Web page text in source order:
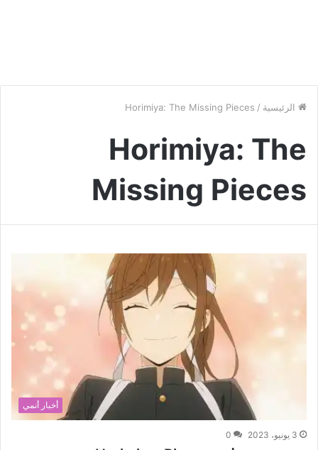
الرئيسية /
Horimiya: The Missing Pieces
Horimiya: The
Missing Pieces
أخبار أنمي
3 يونيو، 2023 0